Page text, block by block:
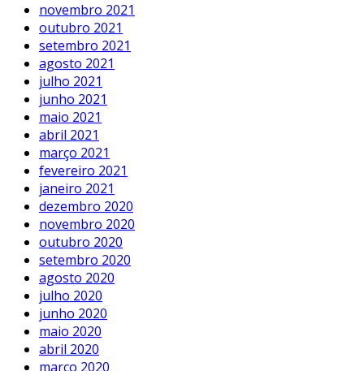
novembro 2021
outubro 2021
setembro 2021
agosto 2021
julho 2021
junho 2021
maio 2021
abril 2021
março 2021
fevereiro 2021
janeiro 2021
dezembro 2020
novembro 2020
outubro 2020
setembro 2020
agosto 2020
julho 2020
junho 2020
maio 2020
abril 2020
março 2020